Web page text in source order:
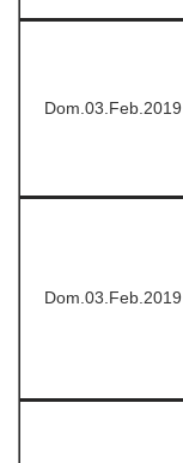
Dom.03.Feb.2019
Dom.03.Feb.2019